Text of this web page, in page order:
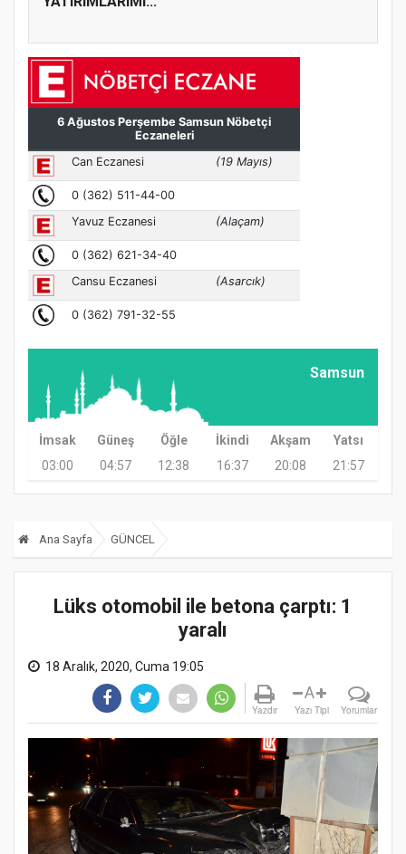
Samsun
İmsak Güneş Öğle İkindi Akşam
Yatsı
03:00
04:57 12:38 16:37 20:08 21:57
Ana Sayfa GÜNCEL
Lüks otomobil ile betona çarptı: 1
yaralı
18 Aralık, 2020, Cuma 19:05
Yazdır
A
Yazı Tipi Yorumlar